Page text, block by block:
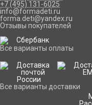
+7 (495) 131-6025
info@formadeti.ru
forma.deti@yandex.ru
Отзывы покупателей
Все варианты оплаты
Все варианты доставки